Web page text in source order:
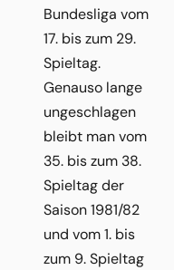
Bundesliga vom
17. bis zum 29.
Spieltag.
Genauso lange
ungeschlagen
bleibt man vom
35. bis zum 38.
Spieltag der
Saison 1981/82
und vom 1. bis
zum 9. Spieltag